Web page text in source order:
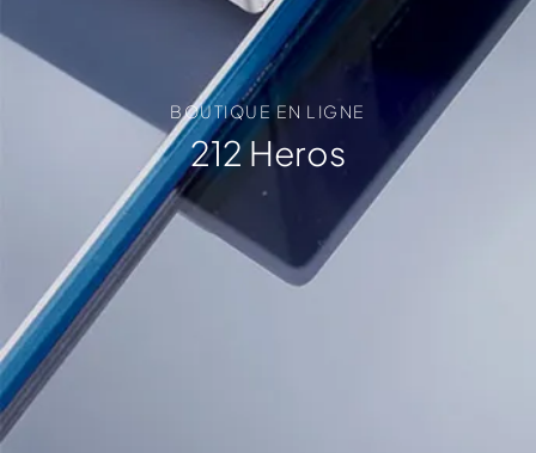
BOUTIQUE EN LIGNE
212 Heros